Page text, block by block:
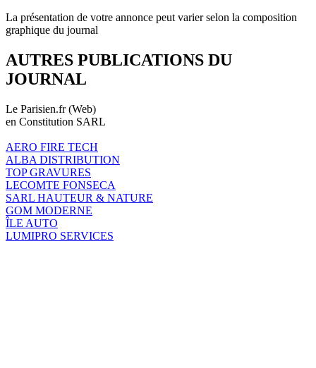
La présentation de votre annonce peut varier selon la composition
graphique du journal
AUTRES PUBLICATIONS DU
JOURNAL
Le Parisien.fr (Web)
en Constitution SARL
AERO FIRE TECH
ALBA DISTRIBUTION
TOP GRAVURES
LECOMTE FONSECA
SARL HAUTEUR & NATURE
GOM MODERNE
ÎLE AUTO
LUMIPRO SERVICES